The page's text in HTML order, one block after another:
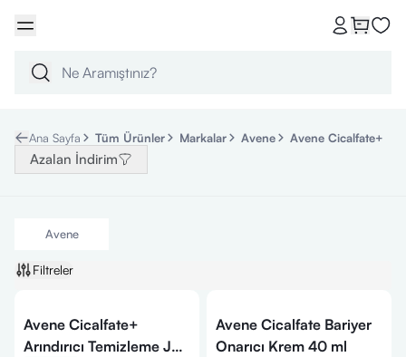
Ana Sayfa Tüm Ürünler Markalar Avene Avene Cicalfate+
Azalan İndirim
Avene
Filtreler
Avene Cicalfate+
Arındırıcı Temizleme Jeli
Avene Cicalfate Bariyer
Onarıcı Krem 40 ml